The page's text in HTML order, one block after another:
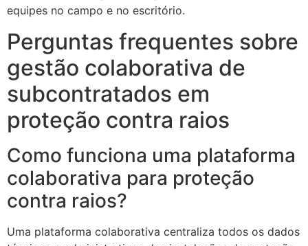
equipes no campo e no escritório.
Perguntas frequentes sobre
gestão colaborativa de
subcontratados em
proteção contra raios
Como funciona uma plataforma
colaborativa para proteção
contra raios?
Uma plataforma colaborativa centraliza todos os dados